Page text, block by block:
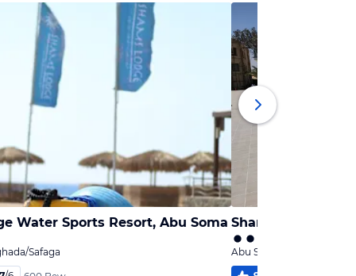
Water Sports Resort, Abu Soma
Safaga
Shams Safaga
Abu Soma, Hurghada/